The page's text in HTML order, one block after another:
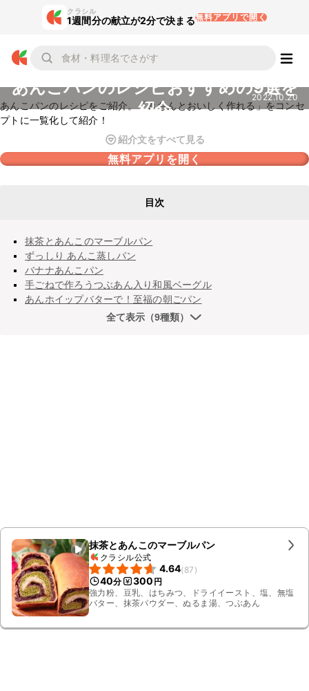
クラシル
1週間分の献立が2分で決まる無料アプリで開く
あんこパンのレシピおすすめの9選を
紹介
2022.10.20
あんこパンのレシピをご紹介。「きちんとおいしく作れる」をコンセ
プトに一覧化して紹介！
紹介文をすべて見る
無料アプリを開く
目次
抹茶とあんこのマーブルパン
ずっしり あんこ蒸しパン
バナナあんこパン
手ごねで作ろうつぶあん入り和風ベーグル
あんホイップバターで！至福の朝ごパン
全て表示（9種類）
抹茶とあんこのマーブルパン
クラシル公式
4.64(87 )
40分 300 円
強力粉、豆乳、はちみつ、ドライイースト、塩、無塩
バター、抹茶パウダー、ぬるま湯、つぶあん